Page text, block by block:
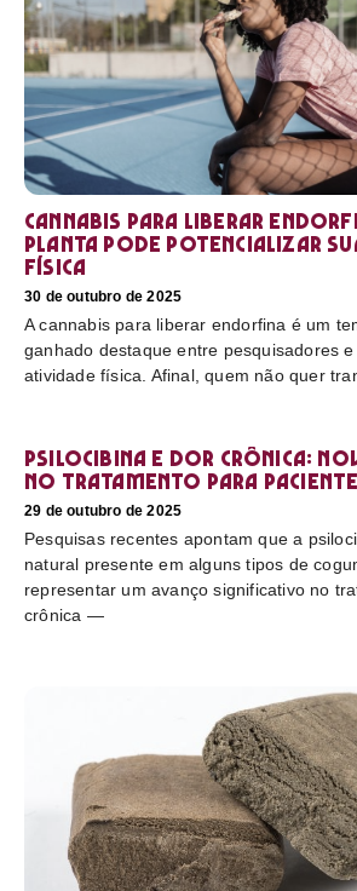
Cannabis para liberar
planta pode potencializar
física
30 de outubro de 2025
A cannabis para liberar endorfina é um
ganhado destaque entre pesquisadores
atividade física. Afinal, quem não quer
Psilocibina e dor crônica:
no tratamento para
29 de outubro de 2025
Pesquisas recentes apontam que a
natural presente em alguns tipos de
representar um avanço significativo no
crônica —